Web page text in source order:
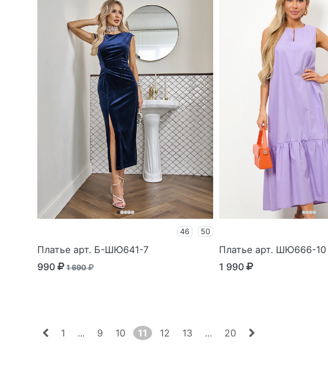
46 50
Платье арт. Б-ШЮ641-7
990
1 690
Платье арт. ШЮ666-10
1 990
1 ... 9 10 11 12 13 ... 20